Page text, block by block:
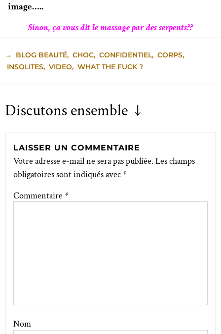
image…..
Sinon, ça vous dit le massage par des serpents??
→ BLOG BEAUTÉ, CHOC, CONFIDENTIEL, CORPS,
INSOLITES, VIDEO, WHAT THE FUCK ?
Discutons ensemble ↓
LAISSER UN COMMENTAIRE
Votre adresse e-mail ne sera pas publiée. Les champs
obligatoires sont indiqués avec*
Commentaire *
Nom